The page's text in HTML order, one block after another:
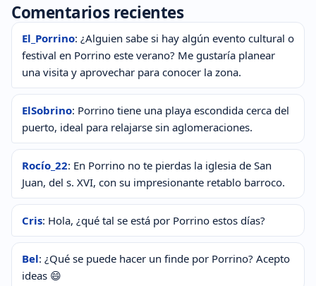
Comentarios recientes
El_Porrino: ¿Alguien sabe si hay algún evento cultural o
festival en Porrino este verano? Me gustaría planear
una visita y aprovechar para conocer la zona.
ElSobrino: Porrino tiene una playa escondida cerca del
puerto, ideal para relajarse sin aglomeraciones.
Rocío_22: En Porrino no te pierdas la iglesia de San
Juan, del s. XVI, con su impresionante retablo barroco.
Cris: Hola, ¿qué tal se está por Porrino estos días?
Bel: ¿Qué se puede hacer un finde por Porrino? Acepto
ideas 😄